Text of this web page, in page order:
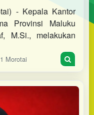
- Kepala Kantor
Provinsi Maluku
M.Si., melakukan
Morotai